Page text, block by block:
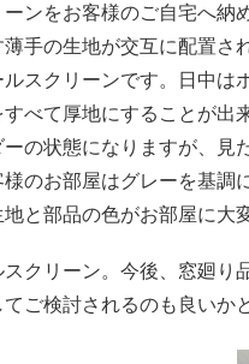
ンをお客様のご自宅へ納
手の生地が交互に配置さ
スクリーンです。日中は
べて厚地にすることが出
の状態になりますが、見
のお部屋はグレーを基調
と部品の色がお部屋に大
クリーン。今後、窓廻り
てご検討されるのも良い